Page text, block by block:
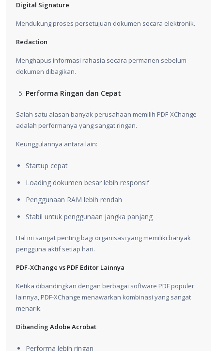
Digital Signature
Mendukung proses persetujuan dokumen secara elektronik.
Redaction
Menghapus informasi rahasia secara permanen sebelum
dokumen dibagikan.
Performa Ringan dan Cepat
Salah satu alasan banyak perusahaan memilih PDF-XChange
adalah performanya yang sangat ringan.
Keunggulannya antara lain:
Startup cepat
Loading dokumen besar lebih responsif
Penggunaan RAM lebih rendah
Stabil untuk penggunaan jangka panjang
Hal ini sangat penting bagi organisasi yang memiliki banyak
pengguna aktif setiap hari.
PDF-XChange vs PDF Editor Lainnya
Ketika dibandingkan dengan berbagai software PDF populer
lainnya, PDF-XChange menawarkan kombinasi yang sangat
menarik.
Dibanding Adobe Acrobat
Performa lebih ringan